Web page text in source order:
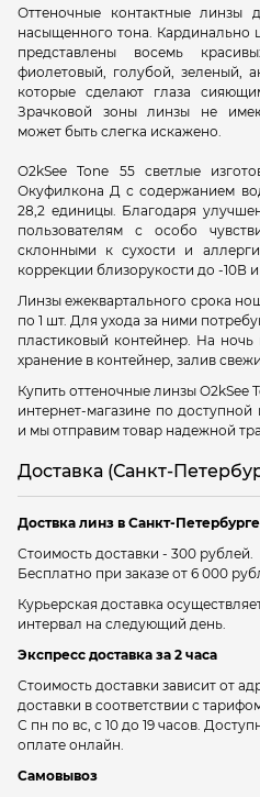
Оттеночные контактные линзы
насыщенного тона. Кардинально
представлены восемь
фиолетовый, голубой, зеленый,
которые сделают глаза
Зрачковой зоны линзы не
может быть слегка искажено.
O2kSee Tone 55 светлые
Окуфилкона Д с содержанием
28,2 единицы. Благодаря
пользователям с особо
склонными к сухости и
коррекции близорукости до -10В
Линзы ежеквартального срока
по 1 шт. Для ухода за ними
пластиковый контейнер. На
хранение в контейнер, залив
Купить оттеночные линзы
интернет-магазине по доступной
и мы отправим товар надежной
Доставка (Санкт-
Доствка линз в Санкт-Петербурге
Стоимость доставки - 300 рублей.
Бесплатно при заказе от 6 000
Курьерская доставка
интервал на следующий день.
Экспресс доставка за 2 часа
Стоимость доставки зависит от
доставки в соответствии с
С пн по вс, с 10 до 19 часов.
оплате онлайн.
Самовывоз